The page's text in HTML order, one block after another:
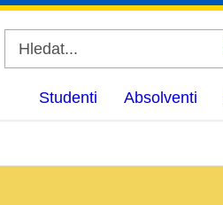
Studenti Absolventi